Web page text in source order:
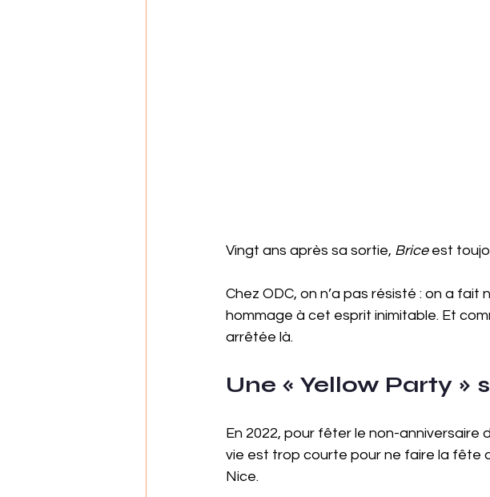
Vingt ans après sa sortie, Brice est
Chez ODC, on n’a pas résisté : on a
hommage à cet esprit inimitable. Et
arrêtée là.
Une « Yellow Party »
En 2022, pour fêter le non-
vie est trop courte pour ne faire la fête
Nice.